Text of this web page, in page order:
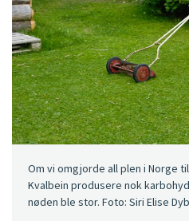
Om vi omgjorde all plen i Norge
Kvalbein produsere nok
nøden ble stor. Foto: Siri Elise